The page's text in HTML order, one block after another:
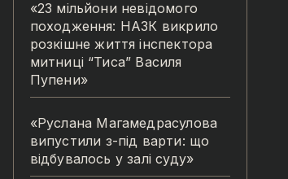
«23 мільйони невідомого
походження: НАЗК викрило
розкішне життя інспектора
митниці “Тиса” Василя
Пупени»
«Руслана Магамедрасулова
випустили з-під варти: що
відбувалось у залі суду»